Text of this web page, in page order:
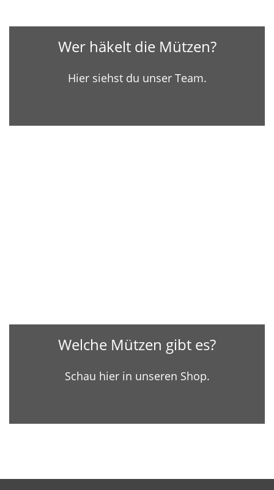
Wer häkelt die Mützen?
Hier siehst du unser Team.
Welche Mützen gibt es?
Schau hier in unseren Shop.